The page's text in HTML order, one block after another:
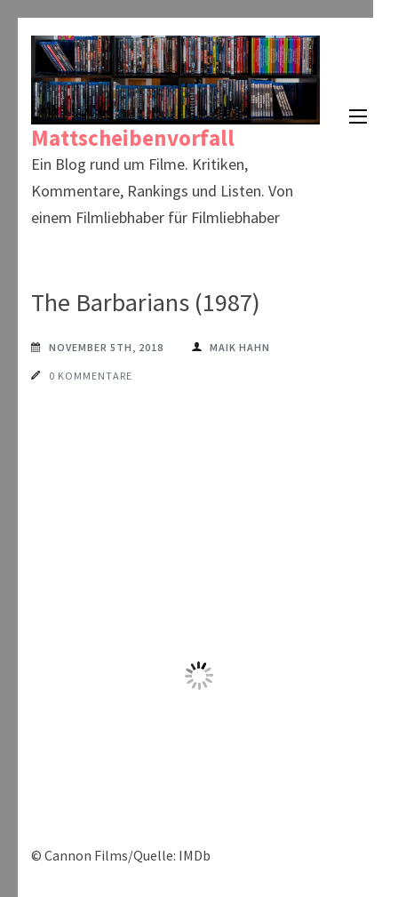
springen
(Enter
drücken)
Mattscheibenvorfall
Ein Blog rund um Filme. Kritiken,
Kommentare, Rankings und Listen. Von
einem Filmliebhaber für Filmliebhaber
The Barbarians (1987)
NOVEMBER 5TH, 2018 MAIK HAHN
0 KOMMENTARE
© Cannon Films/Quelle: IMDb